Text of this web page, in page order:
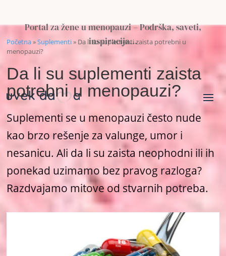
Portal za žene u menopauzi – Podrška, saveti,
inspiracija…
Početna»Suplementi» Da li su suplementi zaista potrebni u
menopauzi?
Da li su suplementi zaista
potrebni u menopauzi?
Suplementi se u menopauzi često nude
kao brzo rešenje za valunge, umor i
nesanicu. Ali da li su zaista neophodni ili ih
ponekad uzimamo bez pravog razloga?
Razdvajamo mitove od stvarnih potreba.